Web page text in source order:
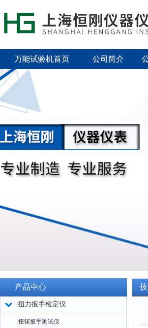
万能试验机首页 公司简介
产品中心
扭力扳手检定仪
扭矩扳手测试仪